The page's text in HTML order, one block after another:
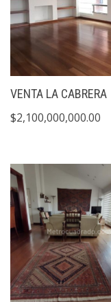
VENTA LA CABRERA
$2,100,000,000.00